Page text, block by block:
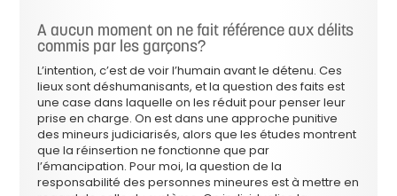
A aucun moment on ne fait référence aux délits
commis par les garçons?
L’intention, c’est de voir l’humain avant le détenu. Ces
lieux sont déshumanisants, et la question des faits est
une case dans laquelle on les réduit pour penser leur
prise en charge. On est dans une approche punitive
des mineurs judiciarisés, alors que les études montrent
que la réinsertion ne fonctionne que par
l’émancipation. Pour moi, la question de la
responsabilité des personnes mineures est à mettre en